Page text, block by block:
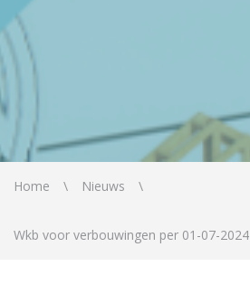
Home Nieuws
Wkb voor verbouwingen per 01-07-2024